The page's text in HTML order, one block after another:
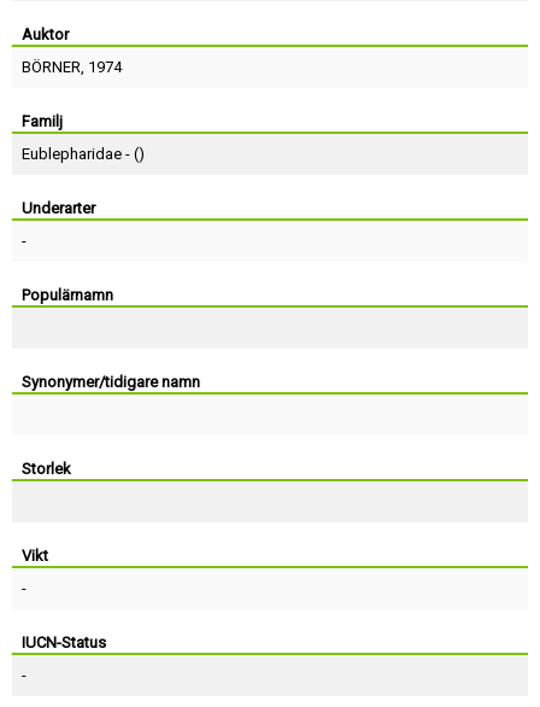
Auktor
BÖRNER, 1974
Familj
Eublepharidae - ()
Underarter
-
Populärnamn
Synonymer/tidigare namn
Storlek
Vikt
-
IUCN-Status
-
Terms of Service